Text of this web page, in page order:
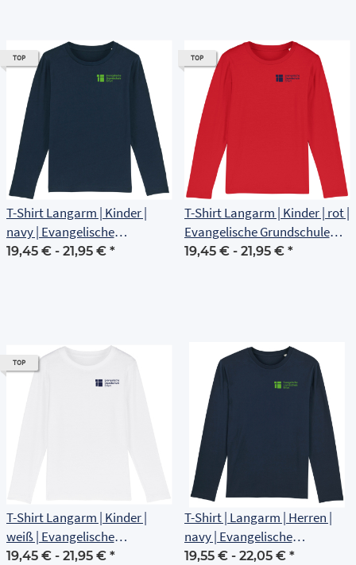
TOP
T-Shirt Langarm | Kinder |
navy | Evangelische
Grundschule Erfurt
19,45 € - 21,95 € *
TOP
T-Shirt Langarm | Kinder | rot |
Evangelische Grundschule
Erfurt
19,45 € - 21,95 € *
TOP
T-Shirt Langarm | Kinder |
weiß | Evangelische
Grundschule Erfurt
19,45 € - 21,95 € *
T-Shirt | Langarm | Herren |
navy | Evangelische
Grundschule Erfurt
19,55 € - 22,05 € *